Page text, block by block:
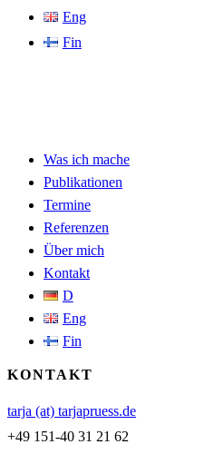
Eng
Fin
Was ich mache
Publikationen
Termine
Referenzen
Über mich
Kontakt
D
Eng
Fin
KONTAKT
tarja (at) tarjapruess.de
+49 151-40 31 21 62